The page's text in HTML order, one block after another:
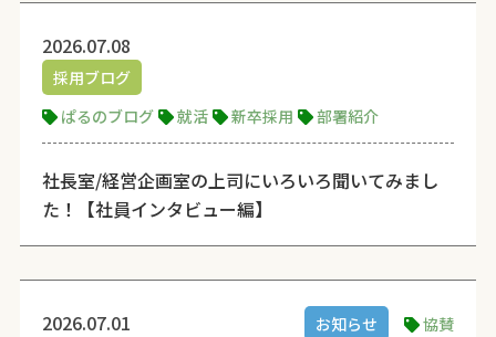
2026.07.08
採用ブログ
ぱるのブログ
就活 新卒採用 部署紹介
社長室/経営企画室の上司にいろいろ聞いてみまし
た！【社員インタビュー編】
2026.07.01 お知らせ 協賛